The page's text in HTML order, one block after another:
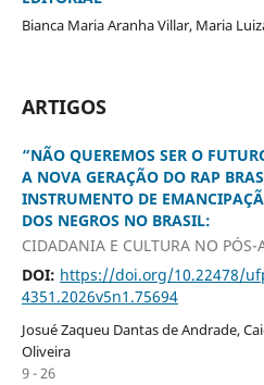
Bianca Maria Aranha Villar, Maria
ARTIGOS
“NÃO QUEREMOS SER O
A NOVA GERAÇÃO DO RAP
INSTRUMENTO DE
DOS NEGROS NO BRASIL:
CIDADANIA E CULTURA NO PÓS-
DOI: https://doi.org/10.22478/
4351.2026v5n1.75694
Josué Zaqueu Dantas de Andrade,
Oliveira
9 - 26